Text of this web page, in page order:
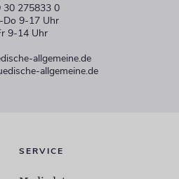
30 275833 0
Do 9-17 Uhr
9-14 Uhr
allgemeine.de
allgemeine.de
SERVICE